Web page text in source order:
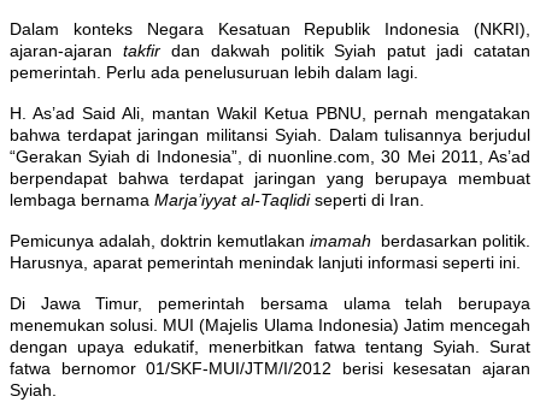
Dalam konteks Negara Kesatuan Republik Indonesia (NKRI),
ajaran-ajaran takfirdan dakwah politik Syiah patut jadi catatan
pemerintah. Perlu ada penelusuruan lebih dalam lagi.
H. As’ad Said Ali, mantan Wakil Ketua PBNU, pernah mengatakan
bahwa terdapat jaringan militansi Syiah. Dalam tulisannya berjudul
“Gerakan Syiah di Indonesia”, di nuonline.com, 30 Mei 2011, As’ad
berpendapat bahwa terdapat jaringan yang berupaya membuat
lembaga bernama Marja’iyyat al-Taqlidiseperti di Iran.
Pemicunya adalah, doktrin kemutlakan imamah
berdasarkan politik.
Harusnya, aparat pemerintah menindak lanjuti informasi seperti ini.
Di Jawa Timur, pemerintah bersama ulama telah berupaya
menemukan solusi. MUI (Majelis Ulama Indonesia) Jatim mencegah
dengan upaya edukatif, menerbitkan fatwa tentang Syiah. Surat
fatwa bernomor 01/SKF-MUI/JTM/I/2012 berisi kesesatan ajaran
Syiah.